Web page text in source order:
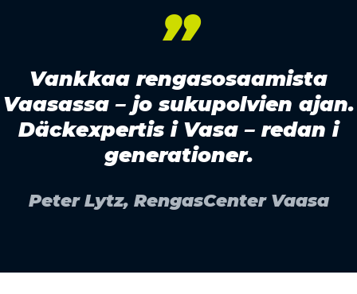
”
Vankkaa rengasosaamista
Vaasassa – jo sukupolvien ajan.
Däckexpertis i Vasa – redan i
generationer.
Peter Lytz, RengasCenter Vaasa